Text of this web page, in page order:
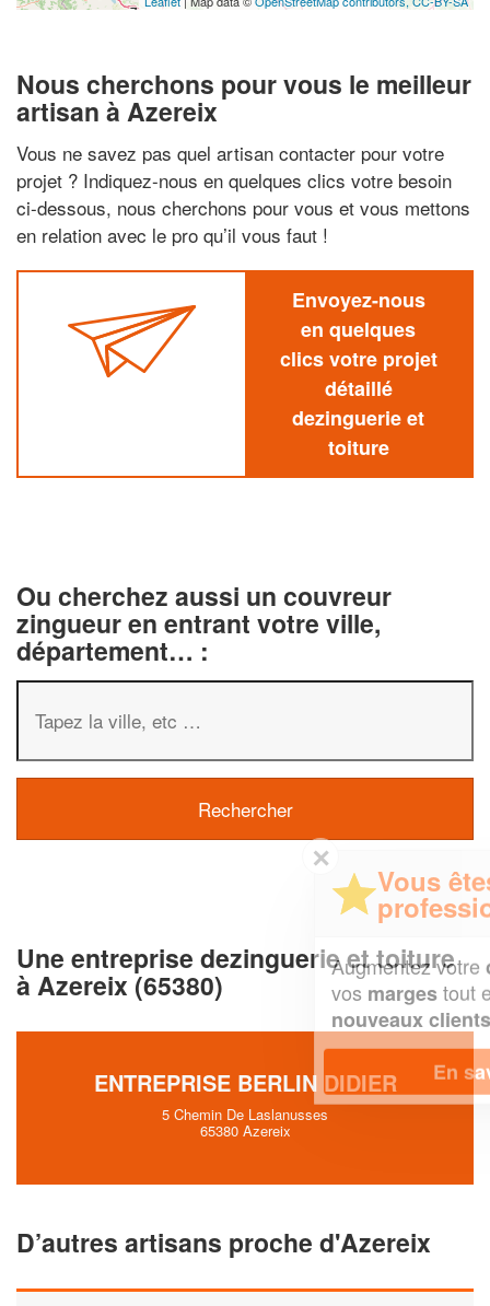
Nous cherchons pour vous le meilleur
artisan à Azereix
Vous ne savez pas quel artisan contacter pour votre
projet ? Indiquez-nous en quelques clics votre besoin
ci-dessous, nous cherchons pour vous et vous mettons
en relation avec le pro qu’il vous faut !
Envoyez-nous
en quelques
clics votre projet
détaillé
dezinguerie et
toiture
Ou cherchez aussi un couvreur
zingueur en entrant votre ville,
département… :
Une entreprise dezinguerie et toiture
à Azereix (65380)
ENTREPRISE BERLIN DIDIER
5 Chemin De Laslanusses
65380 Azereix
D’autres artisans proche d'Azereix
Vous êtes un
professionnel ?
Augmentez votrechiffre d'affaireset
vosmarges
tout en gagnant de
En savoir plus